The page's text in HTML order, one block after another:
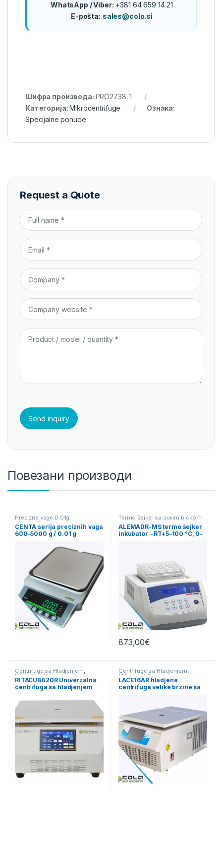
WhatsApp / Viber: +381 64 659 14 21
E-pošta: sales@colo.si
Шифра производа: PRO2738-1
Категорија: Mikrocentrifuge
Ознака:
Specijalne ponude
Request a Quote
Повезани производи
Precizne vage 0.01g
CENTA serija preciznih vaga
600–5000 g / 0.01 g
Termo šejker sa suvim blokom
ALEMADR-MS termo šejker
inkubator – RT+5–100 °C, 0–
873,00€
Centrifuge sa Hladjenjem,
Mikrocentrifuge
RITACUBA20R Univerzalna
centrifuga sa hladjenjem
Centrifuge sa Hladjenjem,
Mikrocentrifuge
LACE16AR hladjena
centrifuga velike brzine sa